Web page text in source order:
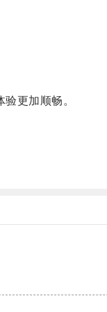
更加顺畅。